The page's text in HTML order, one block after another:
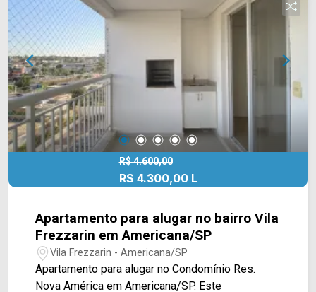
festa e portaria 24h. Localizado próximo à Av.
Brasil, esta região conta com escolas, hospitais,
farmácias, supermercados, pet shop, bares,
restaurantes e comércios em geral. Entre em
contato com a nossa equipe e agende a sua
visita!! WhatsApp e Telefone Arbix: 19 3475-
4546 ARBIX IMÓVEIS - Presente em cada
mudança!
R$ 4.600,00
R$ 4.300,00 L
Apartamento para alugar no bairro Vila
Frezzarin em Americana/SP
Vila Frezzarin - Americana/SP
Apartamento para alugar no Condomínio Res.
Nova América em Americana/SP. Este